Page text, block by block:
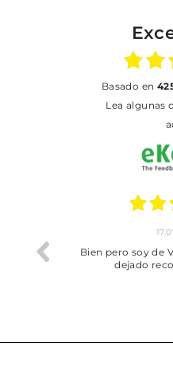
basado en
Lea algunas de las opiniones
trobat
Bien pero soy de
dejado